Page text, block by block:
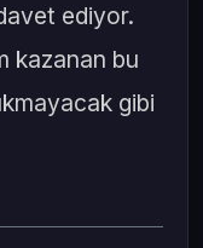
ediyor.
kazanan bu
gibi